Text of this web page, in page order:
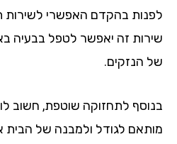
בהקדם האפשרי לשירות תיקון
זה יאפשר לטפל בבעיה באופן
הנזקים.
לתחזוקה שוטפת, חשוב לוודא
לגודל ולמבנה של הבית או